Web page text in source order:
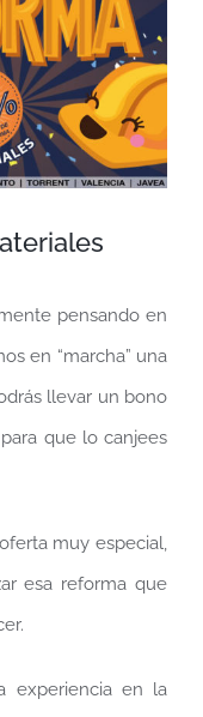
pensando en
en “marcha” una
llevar un bono
que lo canjees
muy especial,
esa reforma que
experiencia en la